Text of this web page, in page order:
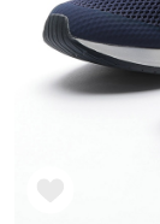
スイム